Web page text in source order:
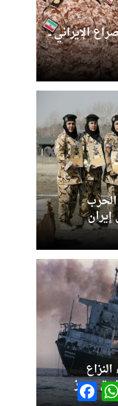
الإيراني ــ
إيران
هرمز
Facebook